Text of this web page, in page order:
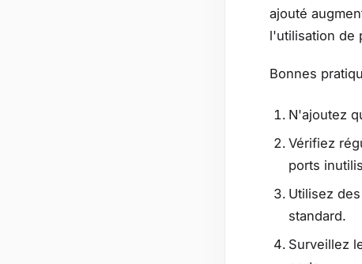
ajouté
l'utilisation de
Bonnes
N'ajoutez
Vérifiez
ports
Utilisez
standard.
Surveillez